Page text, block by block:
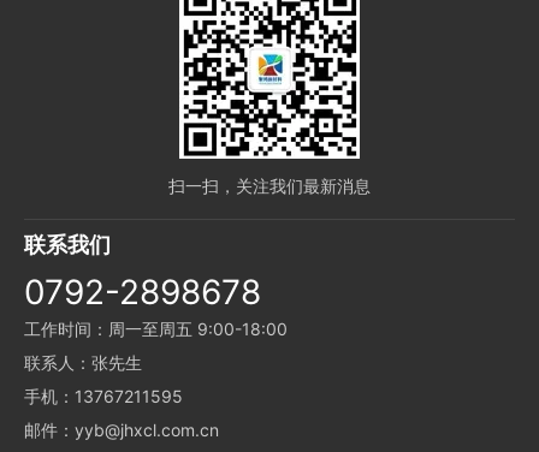
扫一扫，关注我们最新消息
联系我们
0792-2898678
工作时间：周一至周五 9:00-18:00
联系人：张先生
手机：13767211595
邮件：yyb@jhxcl.com.cn